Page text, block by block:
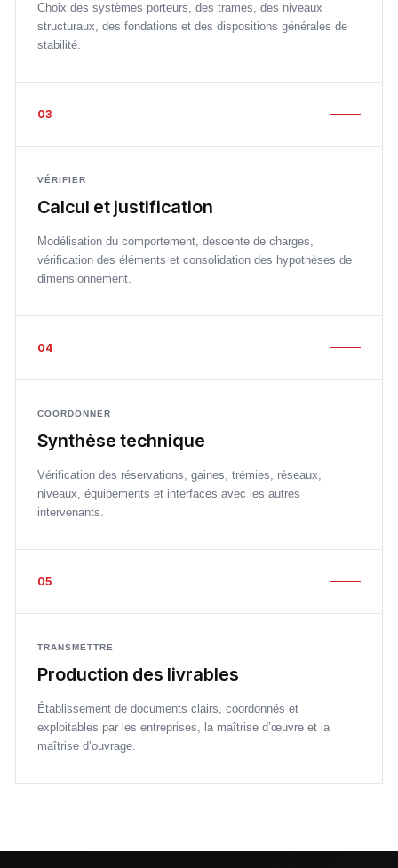
Choix des systèmes porteurs, des trames, des niveaux
structuraux, des fondations et des dispositions générales de
stabilité.
03
VÉRIFIER
Calcul et justification
Modélisation du comportement, descente de charges,
vérification des éléments et consolidation des hypothèses de
dimensionnement.
04
COORDONNER
Synthèse technique
Vérification des réservations, gaines, trémies, réseaux,
niveaux, équipements et interfaces avec les autres
intervenants.
05
TRANSMETTRE
Production des livrables
Établissement de documents clairs, coordonnés et
exploitables par les entreprises, la maîtrise d’œuvre et la
maîtrise d’ouvrage.